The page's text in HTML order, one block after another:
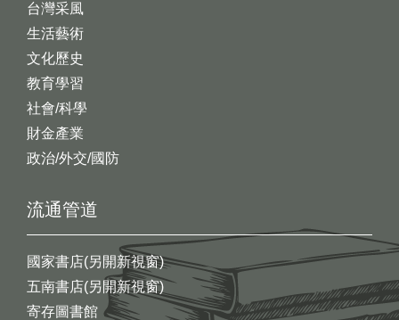
台灣采風
生活藝術
文化歷史
教育學習
社會/科學
財金產業
政治/外交/國防
流通管道
國家書店(另開新視窗)
五南書店(另開新視窗)
寄存圖書館